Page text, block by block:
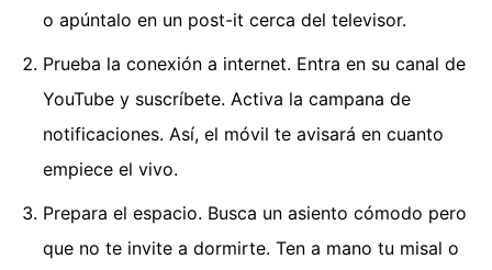
o apúntalo en un post-it cerca del televisor.
Prueba la conexión a internet. Entra en su canal de
YouTube y suscríbete. Activa la campana de
notificaciones. Así, el móvil te avisará en cuanto
empiece el vivo.
Prepara el espacio. Busca un asiento cómodo pero
que no te invite a dormirte. Ten a mano tu misal o